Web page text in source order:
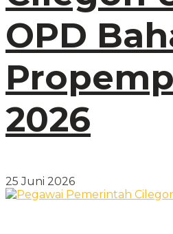
OPD
2026
25 Juni 2026